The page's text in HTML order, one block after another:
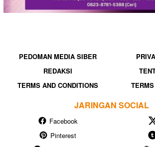
PEDOMAN MEDIA SIBER
REDAKSI
TERMS AND CONDITIONS
JARINGAN SOCIAL
Facebook
Pinterest